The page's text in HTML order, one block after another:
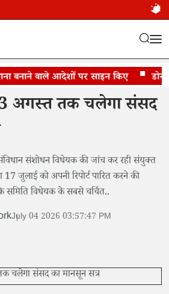
बनाने वाले आदेशों पर साइन किए
कराने की उम्मीद
अगस्त तक चलेगा संसद
संशोधन विधेयक की जांच कर रही संयुक्त
17 जुलाई को अपनी रिपोर्ट पारित करने की
समिति विधेयक के सबसे चर्चित..
July 04 2026 03:57:47 PM